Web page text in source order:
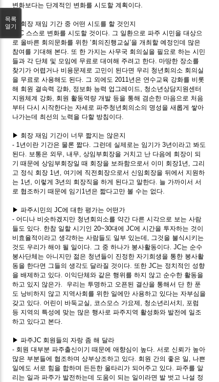
변화보다는 단계적인 변화를 시도할 계획이다.
▶ 회장 재임 기간 중 어떤 시도를 할 것인지
- JC 스스로 변화를 시도할 것이다. 그 일환으로 파주 시민을 대상으
로 올바른 회의문화를 위한 ‘회의진행교실’을 개최할 예정인데 많은
참여를 기대해 본다. 또 한 가지는 사무국 회의실을 필요로 하는 시민
들과 각 단체 및 모임에 무료로 대여해 주려고 한다. 마땅한 장소를
찾기가 어렵거나 비용문제로 고민이 된다면 우리 청년회의소 회의실
을 무료로 사용해도 된다. 그 외에도 2011년은 연수교육 강화를 비롯
해 회원 결속력 강화, 정보화 능력 업그레이드, 청소년상담지원센터
지원체계 강화, 회원 활동역량 개발 등을 통해 겸손한 마음으로 처음
부터 다시 시작한다는 자세로 파주청년회의소의 명성을 새롭게 쌓아
나가는데 최선의 노력을 다할 방침이다.
▶ 회장 재임 기간이 너무 짧지는 않은지
- 1년이란 기간은 물론 짧다. 그런데 실제로는 임기가 3년이라고 봐도
된다. 보통은 외무, 내무, 상임부회장을 거치고 난 다음에 회장이 되
기 때문에 상임부회장일 때 회장을 보좌함으로서 이미 회장1년, 그리
고 정식 회장 1년, 여기에 직전회장으로서 신임회장을 뒤에서 지원하
는 1년, 이렇게 3년의 회장직을 하게 된다고 말한다. 늘 가까이서 서
로 협조하기 때문에 임기1년은 짧다고만 볼 수는 없다.
▶ 파주시민의 JC에 대한 평가는 어떤가
- 어디나 비슷하겠지만 청년회의소를 약간 다른 시각으로 보는 사람
들도 있다. 한참 일할 시기인 20~30대에 JC에 시간을 투자하는 것이
비효율적이라고 생각하는 사람들도 일부 있는데, 그것을 불식시키는
것도 우리가 해야 될 일이다. 그 중 하나가 봉사활동이다. JC는 순수
봉사단체는 아니지만 젊은 청년들이 진정한 자기희생을 통한 봉사활
동을 한다면 그들의 생각도 달라질 것이다. 또한 JC는 정치적인 성향
을 배제하고 있다. 이익단체와 같은 행위를 하지 않고 순수한 활동을
하고 있지 않은가. 우리는 투명하고 오픈된 결산을 통해서 단 한 푼
도 낭비하지 않고 지역사회를 위한 일에만 사용하고 있다는 자부심을
갖고 있다. 어린이 바둑교실, 코스모스 가요제, 청소년리서치, 포럼
등 지역의 특성에 맞는 많은 행사로 파주지역 활성화와 발전에 일조
하고 있다고 본다.
▶ 파주JC 회원들의 자랑 좀 해 달라
- 회원 대부분 파주출신이기 때문에 애향심이 높다. 서로 신뢰가 높아
많은 부분들에 협조하며 상부상조하고 있다. 회원 간의 좋은 일, 나쁜
일에도 서로 힘을 합하며 든든한 울타리가 되어주고 있다. 파주를 알
리는 일과 파주가 발전하는데 도움이 되는 일이라면 발 벗고 나설 정
목록
열기